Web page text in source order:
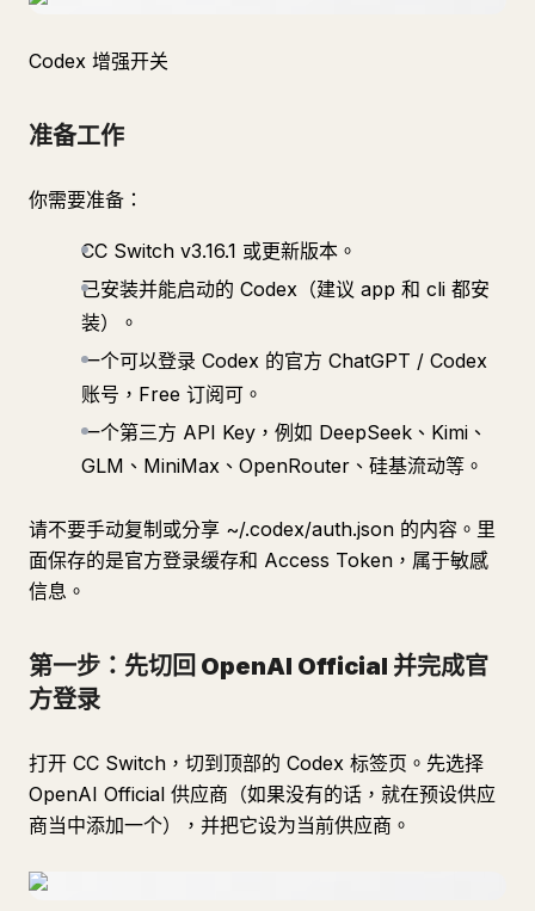
Codex 增强开关
准备工作
你需要准备：
CC Switch v3.16.1 或更新版本。
已安装并能启动的 Codex（建议 app 和 cli 都安
装）。
一个可以登录 Codex 的官方 ChatGPT / Codex
账号，Free 订阅可。
一个第三方 API Key，例如 DeepSeek、Kimi、
GLM、MiniMax、OpenRouter、硅基流动等。
请不要手动复制或分享 ~/.codex/auth.json 的内容。里
面保存的是官方登录缓存和 Access Token，属于敏感
信息。
第一步：先切回 OpenAI Official 并完成官
方登录
打开 CC Switch，切到顶部的 Codex 标签页。先选择
OpenAI Official 供应商（如果没有的话，就在预设供应
商当中添加一个），并把它设为当前供应商。